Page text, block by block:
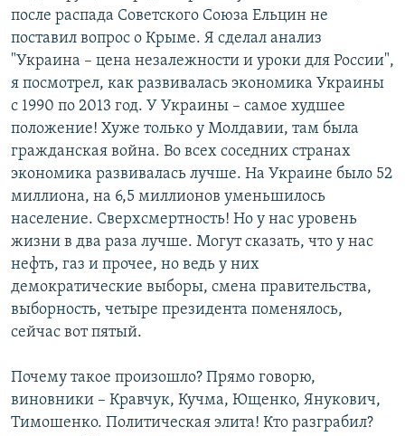
после распада Советского Союза Ельцин не
поставил вопрос о Крыме. Я сделал анализ
"Украина – цена незалежности и уроки для России",
я посмотрел, как развивалась экономика Украины
с 1990 по 2013 год. У Украины – самое худшее
положение! Хуже только у Молдавии, там была
гражданская война. Во всех соседних странах
экономика развивалась лучше. На Украине было 52
миллиона, на 6,5 миллионов уменьшилось
население. Сверхсмертность! Но у нас уровень
жизни в два раза лучше. Могут сказать, что у нас
нефть, газ и прочее, но ведь у них
демократические выборы, смена правительства,
выборность, четыре президента поменялось,
сейчас вот пятый.
Почему такое произошло? Прямо говорю,
виновники – Кравчук, Кучма, Ющенко, Янукович,
Тимошенко. Политическая элита! Кто разграбил?